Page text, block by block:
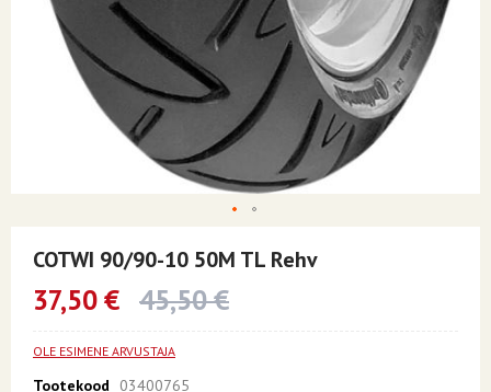
beginning
images
COTWI 90/90-10 50M TL Rehv
37,50 € 45,50 €
OLE ESIMENE ARVUSTAJA
Tootekood 03400765